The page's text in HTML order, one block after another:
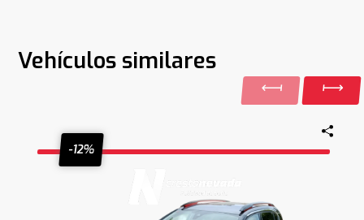
Vehículos similares
-12%